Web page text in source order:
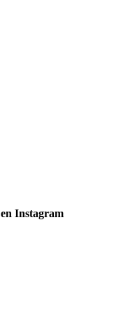
Instagram